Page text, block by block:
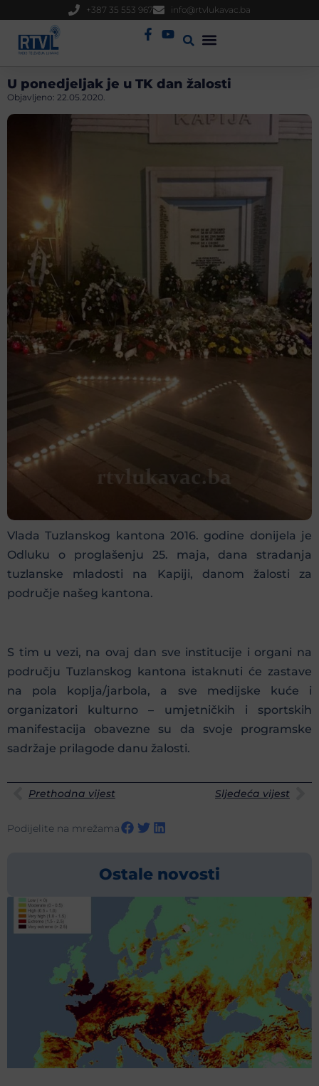
+387 35 553 967 info@rtvlukavac.ba
U ponedjeljak je u TK dan žalosti
Objavljeno: 22.05.2020.
Vlada Tuzlanskog kantona 2016. godine donijela je
Odluku o proglašenju 25. maja, dana stradanja
tuzlanske mladosti na Kapiji, danom žalosti za
područje našeg kantona.
S tim u vezi, na ovaj dan sve institucije i organi na
području Tuzlanskog kantona istaknuti će zastave
na pola koplja/jarbola, a sve medijske kuće i
organizatori kulturno – umjetničkih i sportskih
manifestacija obavezne su da svoje programske
sadržaje prilagode danu žalosti.
Prethodna vijest Sljedeća vijest
Podijelite na mrežama
Ostale novosti